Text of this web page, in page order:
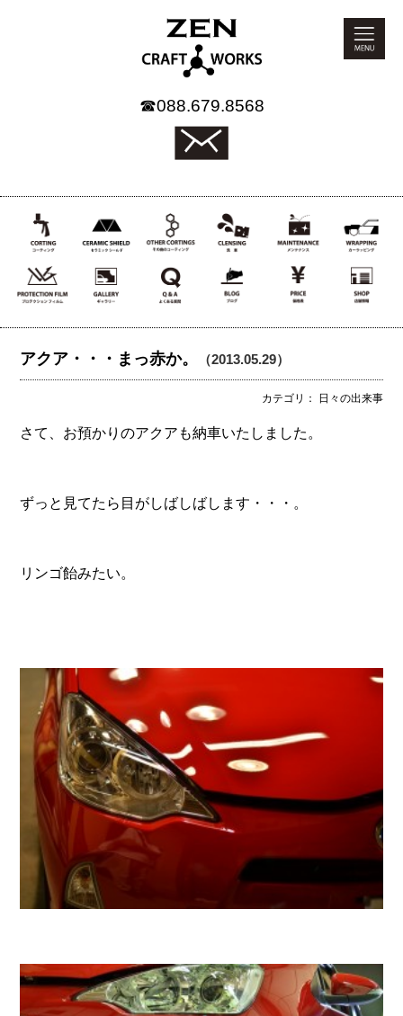
☎088.679.8568
アクア・・・まっ赤か。 （2013.05.29）
カテゴリ： 日々の出来事
さて、お預かりのアクアも納車いたしました。
ずっと見てたら目がしばしばします・・・。
リンゴ飴みたい。